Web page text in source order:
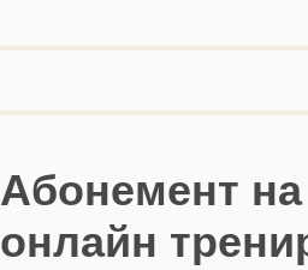
Абонемент
онлайн